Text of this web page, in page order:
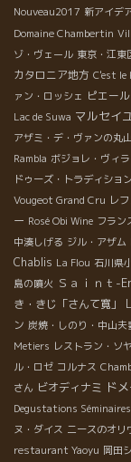
Nouveau2017 新アイデ
Domaine Chambertin
ゾ・ヴェール 東京・江東
カタロニア地方 C'est le
ァン・ロッシェ ピエー
Lac de Suwa マルセイ
アザミ・デ・ヴァンの丸
Rambla ボジョレ・ヴィ
ドゥーズ・トラディショ
Vougeot Grand Cru レ
ー Rosé Obi Wine フラン
中湊しげる ジル・アザム
Chablis La Flou 石川県
島の噴火 Ｓａｉｎｔ-
き・きじ「さんて寛」
ン 炭焼・しのり・中山夫
Metiers レストラン・ソヤ
ル・ロゼ コルナス
さん ビオディナミ ド
Degustations Séminaires
ヌ・ダイス ニースのオリ
restaurant Yaoyu 岡田